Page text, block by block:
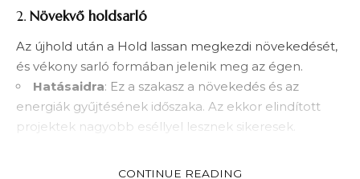
2. Növekvő holdsarló
Az újhold után a Hold lassan megkezdi növekedését,
és vékony sarló formában jelenik meg az égen.
Hatásaidra: Ez a szakasz a növekedés és az
energiák gyűjtésének időszaka. Az ekkor elindított
projektek nagyobb eséllyel lesznek sikeresek.
Figyelj arra is, hogy fenntartsd a belső motivációdat.
CONTINUE READING